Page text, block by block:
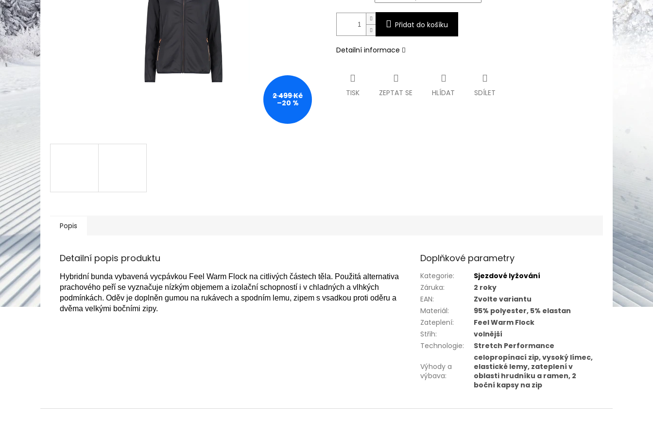
2 499 Kč
–20 %
Přidat do košíku
Detailní informace
TISK ZEPTAT SE HLÍDAT SDÍLET
Popis
Detailní popis produktu
Hybridní bunda vybavená vycpávkou Feel Warm Flock na citlivých částech těla. Použitá alternativa
prachového peří se vyznačuje nízkým objemem a izolační schopností i v chladných a vlhkých
podmínkách. Oděv je doplněn gumou na rukávech a spodním lemu, zipem s vsadkou proti oděru a
dvěma velkými bočními zipy.
Doplňkové parametry
Kategorie:
Sjezdové lyžování
Záruka:
2 roky
EAN:
Zvolte variantu
Materiál:
95% polyester, 5% elastan
Zateplení:
Feel Warm Flock
Střih:
volnější
Technologie: Stretch Performance
Výhody a
výbava:
celopropínací zip, vysoký límec,
elastické lemy, zateplení v
oblasti hrudníku a ramen, 2
boční kapsy na zip